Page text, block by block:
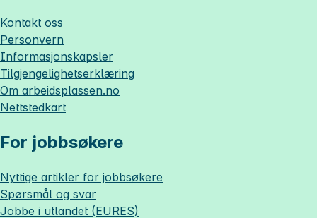
Kontakt oss
Personvern
Informasjonskapsler
Tilgjengelighetserklæring
Om arbeidsplassen.no
Nettstedkart
For jobbsøkere
Nyttige artikler for jobbsøkere
Spørsmål og svar
Jobbe i utlandet (EURES)